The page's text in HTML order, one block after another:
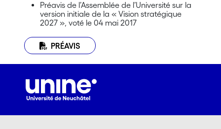
Préavis de l’Assemblée de l’Université sur la
version initiale de la « Vision stratégique
2027 », voté le 04 mai 2017
PRÉAVIS